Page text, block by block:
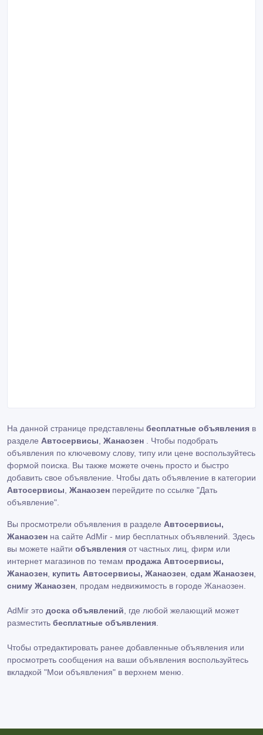
На данной странице представлены бесплатные объявления в
разделе Автосервисы Жанаозен . Чтобы подобрать
объявления по ключевому слову, типу или цене воспользуйтесь
формой поиска. Вы также можете очень просто и быстро
добавить свое объявление. Чтобы дать объявление в категории
Автосервисы Жанаозен перейдите по ссылке "Дать
объявление"
Вы просмотрели объявления в разделе Автосервисы,
Жанаозен на сайте AdMir - мир бесплатных объявлений. Здесь
вы можете найти объявления от частных лиц, фирм или
интернет магазинов по темам продажа Автосервисы,
Жанаозен купить Автосервисы, Жанаозен сдам Жанаозен
сниму Жанаозен , продам недвижимость в городе Жанаозен.
AdMir это доска объявлений , где любой желающий может
разместить бесплатные объявления
Чтобы отредактировать ранее добавленные объявления или
просмотреть сообщения на ваши объявления воспользуйтесь
вкладкой "Мои объявления" в верхнем меню.